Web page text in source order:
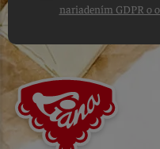
nariadením GDPR o